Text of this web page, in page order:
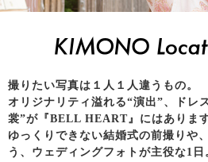
撮りたい写真は１人１人違うもの。
オリジナリティ溢れる“演出”、ドレ
裳”が『BELL HEART』にはあります
ゆっくりできない結婚式の前撮りや
う、ウェディングフォトが主役な1日